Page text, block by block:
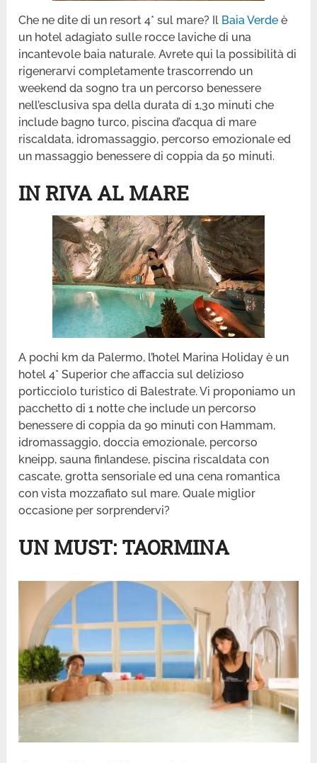
Che ne dite di un resort 4* sul mare? Il Baia Verde è
un hotel adagiato sulle rocce laviche di una
incantevole baia naturale. Avrete qui la possibilità di
rigenerarvi completamente trascorrendo un
weekend da sogno tra un percorso benessere
nell’esclusiva spa della durata di 1,30 minuti che
include bagno turco, piscina d’acqua di mare
riscaldata, idromassaggio, percorso emozionale ed
un massaggio benessere di coppia da 50 minuti.
IN RIVA AL MARE
A pochi km da Palermo, l’hotel Marina Holiday è un
hotel 4* Superior che affaccia sul delizioso
porticciolo turistico di Balestrate. Vi proponiamo un
pacchetto di 1 notte che include un percorso
benessere di coppia da 90 minuti con Hammam,
idromassaggio, doccia emozionale, percorso
kneipp, sauna finlandese, piscina riscaldata con
cascate, grotta sensoriale ed una cena romantica
con vista mozzafiato sul mare. Quale miglior
occasione per sorprendervi?
UN MUST: TAORMINA